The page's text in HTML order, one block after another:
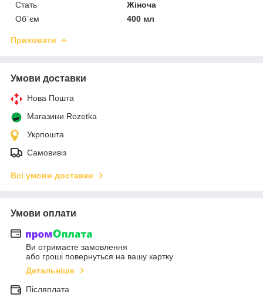
Стать
Жіноча
Об`єм
400 мл
Приховати
Умови доставки
Нова Пошта
Магазини Rozetka
Укрпошта
Самовивіз
Всі умови доставки
Умови оплати
Ви отримаєте замовлення
або гроші повернуться на вашу картку
Детальніше
Післяплата